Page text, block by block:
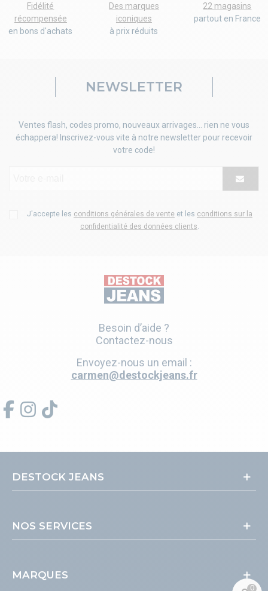
Fidélité
récompensée
en bons d'achats
Des marques
iconiques
à prix réduits
22 magasins
partout en France
NEWSLETTER
Ventes flash, codes promo, nouveaux arrivages... rien ne vous
échappera! Inscrivez-vous vite à notre newsletter pour recevoir
votre code!
J'accepte les conditions générales de vente et les conditions sur la
confidentialité des données clients
Besoin d’aide ?
Contactez-nous
Envoyez-nous un email :
carmen@destockjeans.fr
DESTOCK JEANS
NOS SERVICES
MARQUES
0